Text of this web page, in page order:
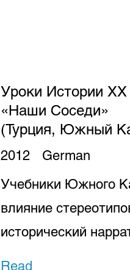
Уроки Истории
«Наши Соседи»
(Турция, Южный
2012
German
Учебники Южного
влияние
исторический
Read